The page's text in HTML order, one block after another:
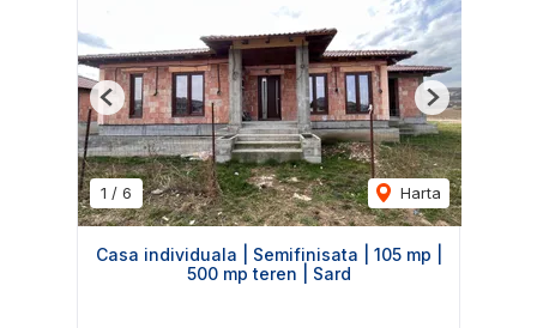
1 / 6 Harta
Previous Next
Casa individuala | Semifinisata | 105 mp |
500 mp teren | Sard